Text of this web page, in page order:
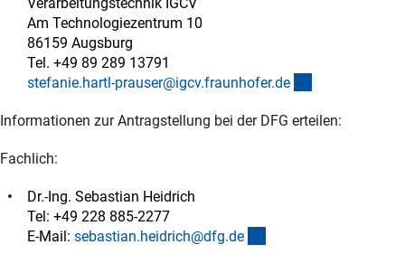
Am Technologiezentrum 10
86159 Augsburg
Tel. +49 89 289 13791
stefanie.hartl-prauser@igcv.fraunhofer.de
Informationen zur Antragstellung bei der DFG erteilen:
Fachlich:
Dr.-Ing. Sebastian Heidrich
Tel: +49 228 885-2277
E-Mail: sebastian.heidrich@dfg.de